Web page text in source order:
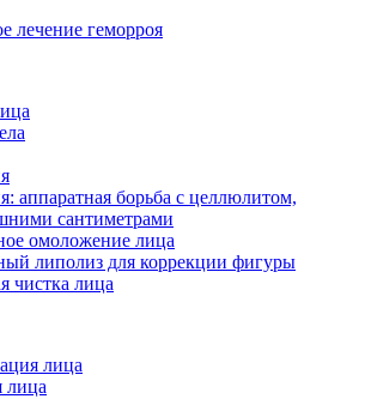
лечение геморроя
аппаратная борьба с целлюлитом,
сантиметрами
омоложение лица
липолиз для коррекции фигуры
чистка лица
лица
лица